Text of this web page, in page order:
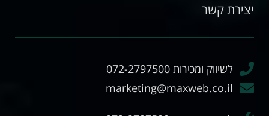
יצירת קשר
לשיווק ומכירות 072-2797500
marketing@maxweb.co.il